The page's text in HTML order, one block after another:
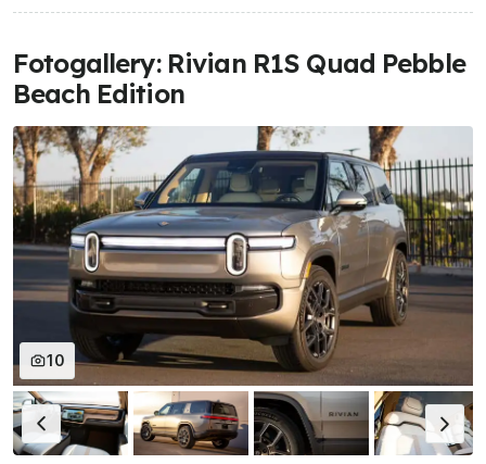
Fotogallery: Rivian R1S Quad Pebble
Beach Edition
10